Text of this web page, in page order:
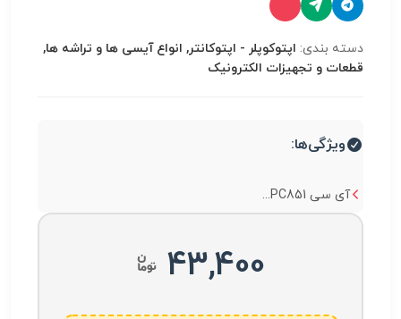
دسته بندی: اپتوکوپلر - اپتوکانتر, انواع آیسی ها و تراشه ها,
قطعات و تجهیزات الکترونیک
ویژگی‌ها:
آی سی PC851...
43,400